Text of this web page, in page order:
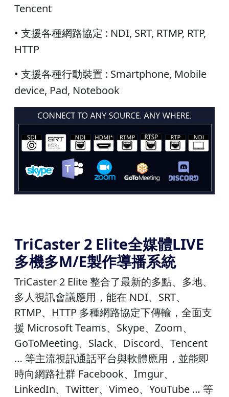
Tencent
• 支援各種網路協定 : NDI, SRT, RTMP, RTP,
HTTP
• 支援各種行動裝置 : Smartphone, Mobile
device, Pad, Notebook
TriCaster 2 Elite全媒體LIVE
多機多M/E製作導播系統
TriCaster 2 Elite 整合了最新的多點、多地、
多人視訊會議應用，能在 NDI、SRT、
RTMP、HTTP 多種網路協定下傳輸，全面支
援 Microsoft Teams、Skype、Zoom、
GoToMeeting、Slack、Discord、Tencent
… 等主流視訊通話平台與軟體應用，並能即
時向網路社群 Facebook、Imgur、
LinkedIn、Twitter、Vimeo、YouTube … 等